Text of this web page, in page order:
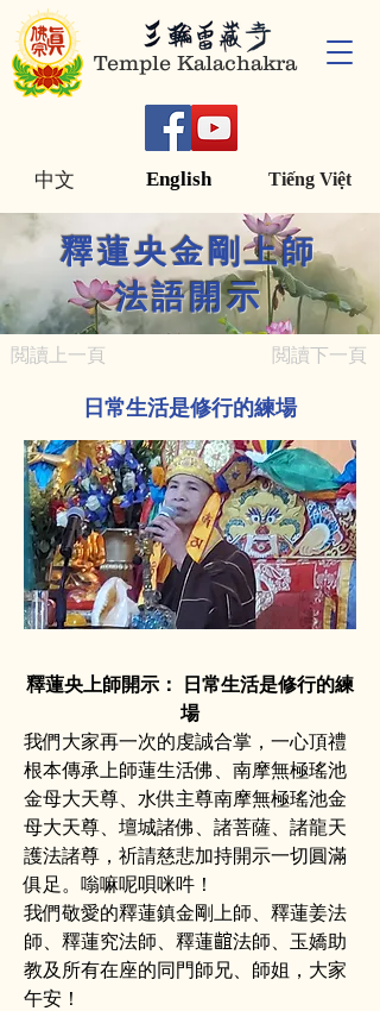
Temple Kalachakra
English Tiếng Việt
中文
釋蓮央金剛上師
法語開示
閲讀上一頁 閲讀下一頁
日常生活是修行的練場
釋蓮央上師開示： 日常生活是修行的練
場
我們大家再一次的虔誠合掌，一心頂禮
根本傳承上師蓮生活佛、南摩無極瑤池
金母大天尊、水供主尊南摩無極瑤池金
母大天尊、壇城諸佛、諸菩薩、諸龍天
護法諸尊，祈請慈悲加持開示一切圓滿
俱足。嗡嘛呢唄咪吽！
我們敬愛的釋蓮鎮金剛上師、釋蓮姜法
師、釋蓮究法師、釋蓮𪘲法師、玉嬌助
教及所有在座的同門師兄、師姐，大家
午安！